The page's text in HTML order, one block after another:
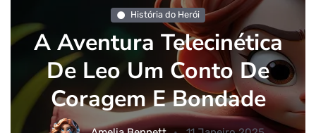
História do Herói
A Aventura Telecinética
De Leo Um Conto De
Coragem E Bondade